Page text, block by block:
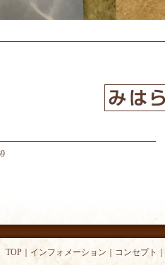
TOP｜ インフォメーション コンセプト